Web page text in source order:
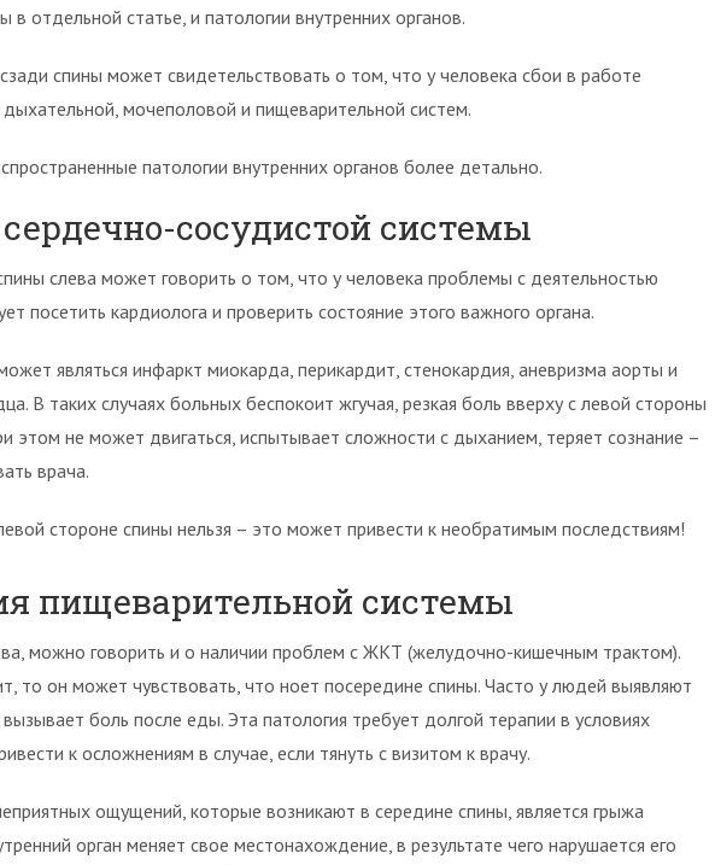
в отдельной статье, и патологии внутренних органов.
спины может свидетельствовать о том, что у человека сбои в работе
мочеполовой и пищеварительной систем.
патологии внутренних органов более детально.
сосудистой системы
слева может говорить о том, что у человека проблемы с деятельностью
посетить кардиолога и проверить состояние этого важного органа.
являться инфаркт миокарда, перикардит, стенокардия, аневризма аорты и
В таких случаях больных беспокоит жгучая, резкая боль вверху с левой стороны
этом не может двигаться, испытывает сложности с дыханием, теряет сознание –
врача.
стороне спины нельзя – это может привести к необратимым последствиям!
пищеварительной системы
можно говорить и о наличии проблем с ЖКТ (желудочно-кишечным трактом).
то он может чувствовать, что ноет посередине спины. Часто у людей выявляют
боль после еды. Эта патология требует долгой терапии в условиях
к осложнениям в случае, если тянуть с визитом к врачу.
ощущений, которые возникают в середине спины, является грыжа
орган меняет свое местонахождение, в результате чего нарушается его